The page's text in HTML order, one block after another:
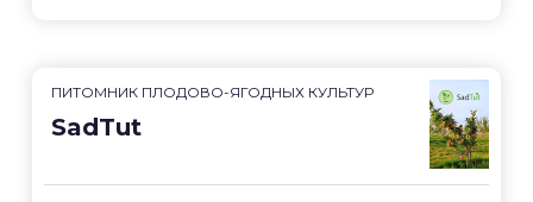
ПИТОМНИК ПЛОДОВО-ЯГОДНЫХ КУЛЬТУР
SadTut